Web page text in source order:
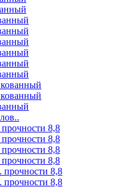
8,8
8,8
8,8
8,8
8,8
8,8